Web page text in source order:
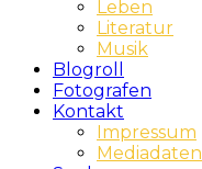
Leben
Literatur
Musik
Blogroll
Fotografen
Kontakt
Impressum
Mediadaten